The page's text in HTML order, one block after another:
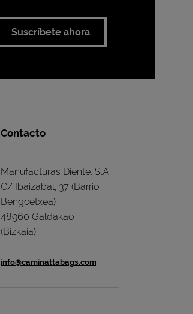
Suscríbete ahora
Contacto
Manufacturas Diente. S.A.
C/ Ibaizabal, 37 (Barrio
Bengoetxea)
48960 Galdakao
(Bizkaia)
info@caminattabags.com